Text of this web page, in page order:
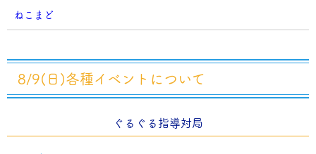
ねこまど
8/9(日)各種イベントについて
ぐるぐる指導対局